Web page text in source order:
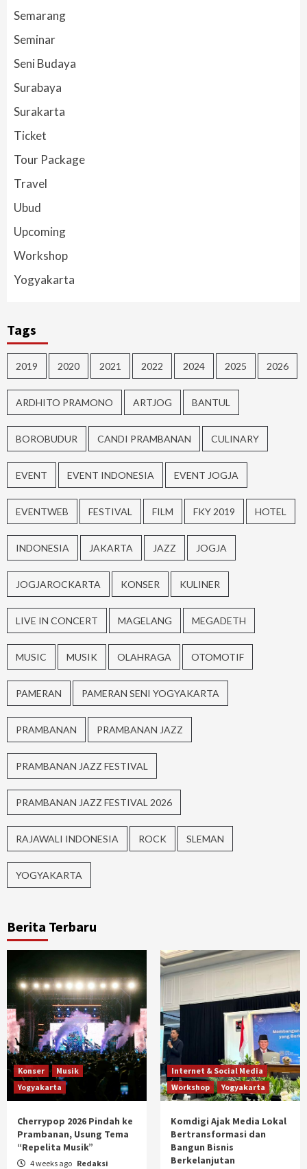
Semarang
Seminar
Seni Budaya
Surabaya
Surakarta
Ticket
Tour Package
Travel
Ubud
Upcoming
Workshop
Yogyakarta
Tags
2019 2020 2021 2022 2024 2025 2026
ARDHITO PRAMONO ARTJOG BANTUL
BOROBUDUR CANDI PRAMBANAN CULINARY
EVENT EVENT INDONESIA EVENT JOGJA
EVENTWEB FESTIVAL FILM FKY 2019 HOTEL
INDONESIA JAKARTA JAZZ JOGJA
JOGJAROCKARTA KONSER KULINER
LIVE IN CONCERT MAGELANG MEGADETH
MUSIC MUSIK OLAHRAGA OTOMOTIF
PAMERAN PAMERAN SENI YOGYAKARTA
PRAMBANAN PRAMBANAN JAZZ
PRAMBANAN JAZZ FESTIVAL
PRAMBANAN JAZZ FESTIVAL 2026
RAJAWALI INDONESIA ROCK SLEMAN
YOGYAKARTA
Berita Terbaru
Konser
Musik
Yogyakarta
Cherrypop 2026 Pindah ke
Prambanan, Usung Tema
“Repelita Musik”
4 weeks ago Redaksi
Internet & Social Media
Workshop
Yogyakarta
Komdigi Ajak Media Lokal
Bertransformasi dan
Bangun Bisnis
Berkelanjutan